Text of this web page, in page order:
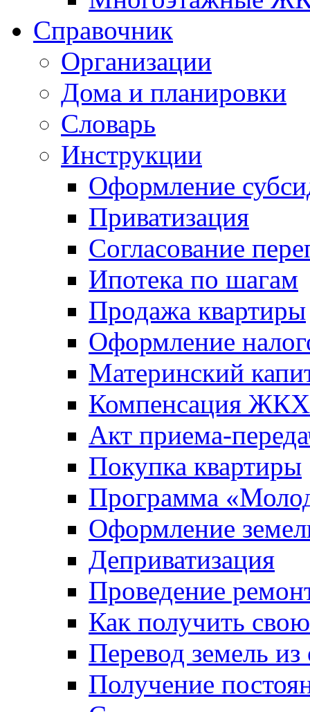
Справочник
Организации
Дома и планировки
Словарь
Инструкции
Оформление
Приватизация
Согласование
Ипотека по шагам
Продажа квартиры
Оформление
Материнский
Компенсация ЖКХ
Акт приема-
Покупка квартиры
Программа
Оформление
Деприватизация
Проведение
Как получить
Перевод земель
Получение